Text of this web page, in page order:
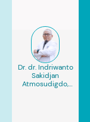
Dr. dr. Indriwanto
Sakidjan
Atmosudigdo,